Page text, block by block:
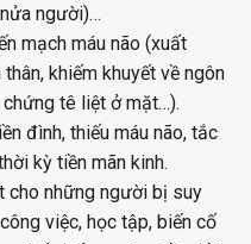
người)…
mạch máu não (xuất
khiếm khuyết về ngôn
chứng tê liệt ở mặt…).
đình, thiếu máu não, tắc
kỳ tiền mãn kinh.
cho những người bị suy
việc, học tập, biến cố